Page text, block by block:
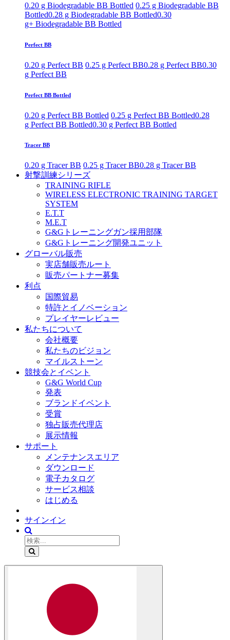
0.20 g Biodegradable BB Bottled 0.25 g Biodegradable BB
Bottled0.28 g Biodegradable BB Bottled0.30
g+ Biodegradable BB Bottled
Perfect BB
0.20 g Perfect BB 0.25 g Perfect BB0.28 g Perfect BB0.30
g Perfect BB
Perfect BB Bottled
0.20 g Perfect BB Bottled 0.25 g Perfect BB Bottled0.28
g Perfect BB Bottled0.30 g Perfect BB Bottled
Tracer BB
0.20 g Tracer BB 0.25 g Tracer BB0.28 g Tracer BB
射撃訓練シリーズ
TRAINING RIFLE
WIRELESS ELECTRONIC TRAINING TARGET
SYSTEM
E.T.T
M.E.T
G&Gトレーニングガン採用部隊
G&Gトレーニング開発ユニット
グローバル販売
実店舗販売ルート
販売パートナー募集
利点
国際貿易
特許とイノベーション
プレイヤーレビュー
私たちについて
会社概要
私たちのビジョン
マイルストーン
競技会とイベント
G&G World Cup
発表
ブランドイベント
受賞
独占販売代理店
展示情報
サポート
メンテナンスエリア
ダウンロード
電子カタログ
サービス相談
はじめる
サインイン